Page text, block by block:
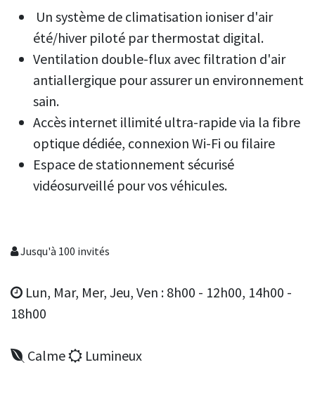
Un système de climatisation ioniser d'air
été/hiver piloté par thermostat digital.
Ventilation double-flux avec filtration d'air
antiallergique pour assurer un environnement
sain.
Accès internet illimité ultra-rapide via la fibre
optique dédiée, connexion Wi-Fi ou filaire
Espace de stationnement sécurisé
vidéosurveillé pour vos véhicules.
Jusqu'à 100 invités
Lun, Mar, Mer, Jeu, Ven : 8h00 - 12h00, 14h00 -
18h00
Calme Lumineux